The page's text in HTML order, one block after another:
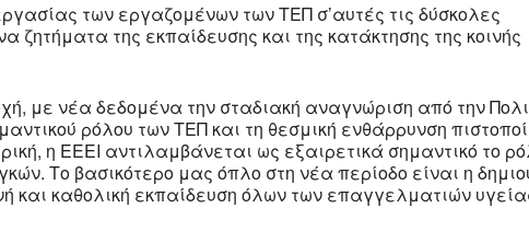
των εργαζομένων των ΤΕΠ σ’αυτές τις δύσκολες
ζητήματα της εκπαίδευσης και της κατάκτησης της κοινής
με νέα δεδομένα την σταδιακή αναγνώριση από την
ρόλου των ΤΕΠ και τη θεσμική ενθάρρυνση
η ΕΕΕΙ αντιλαμβάνεται ως εξαιρετικά σημαντικό το
Το βασικότερο μας όπλο στη νέα περίοδο είναι η
και καθολική εκπαίδευση όλων των επαγγελματιών